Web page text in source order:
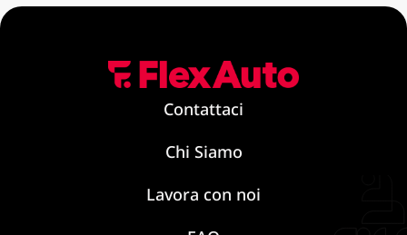
Contattaci
Chi Siamo
Lavora con noi